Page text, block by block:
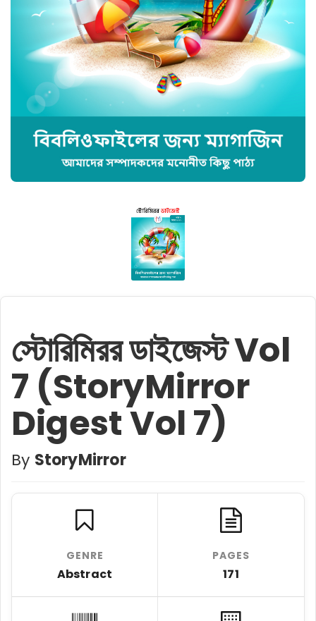
স্টোরিমিরর ডাইজেস্ট Vol
7 (StoryMirror
Digest Vol 7)
By StoryMirror
GENRE
Abstract
PAGES
171